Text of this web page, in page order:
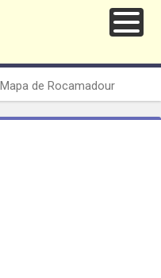
Mapa de Rocamadour